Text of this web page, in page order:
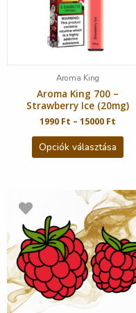
Aroma King
Aroma King 700 –
Strawberry Ice (20mg)
1990 Ft – 15000 Ft
Opciók választása